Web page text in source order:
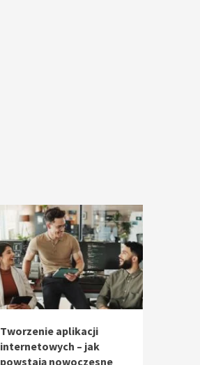
Tworzenie aplikacji
internetowych – jak
powstają nowoczesne